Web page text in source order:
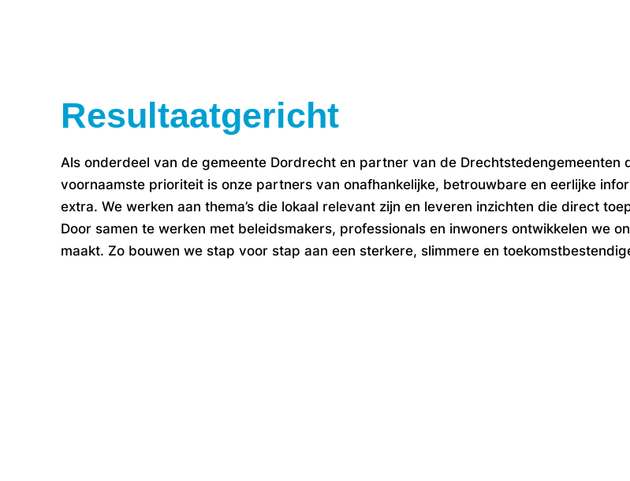
Resultaatgericht
Als onderdeel van de gemeente Dordrecht en partner van de Drechtstedengemeenten
voornaamste prioriteit is onze partners van onafhankelijke, betrouwbare en eerlijke
extra. We werken aan thema’s die lokaal relevant zijn en leveren inzichten die direct
Door samen te werken met beleidsmakers, professionals en inwoners ontwikkelen we
maakt. Zo bouwen we stap voor stap aan een sterkere, slimmere en